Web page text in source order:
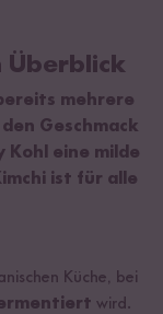
Überblick
mehrere
Geschmack
Kohl eine milde
ist für alle
Küche, bei
wird.